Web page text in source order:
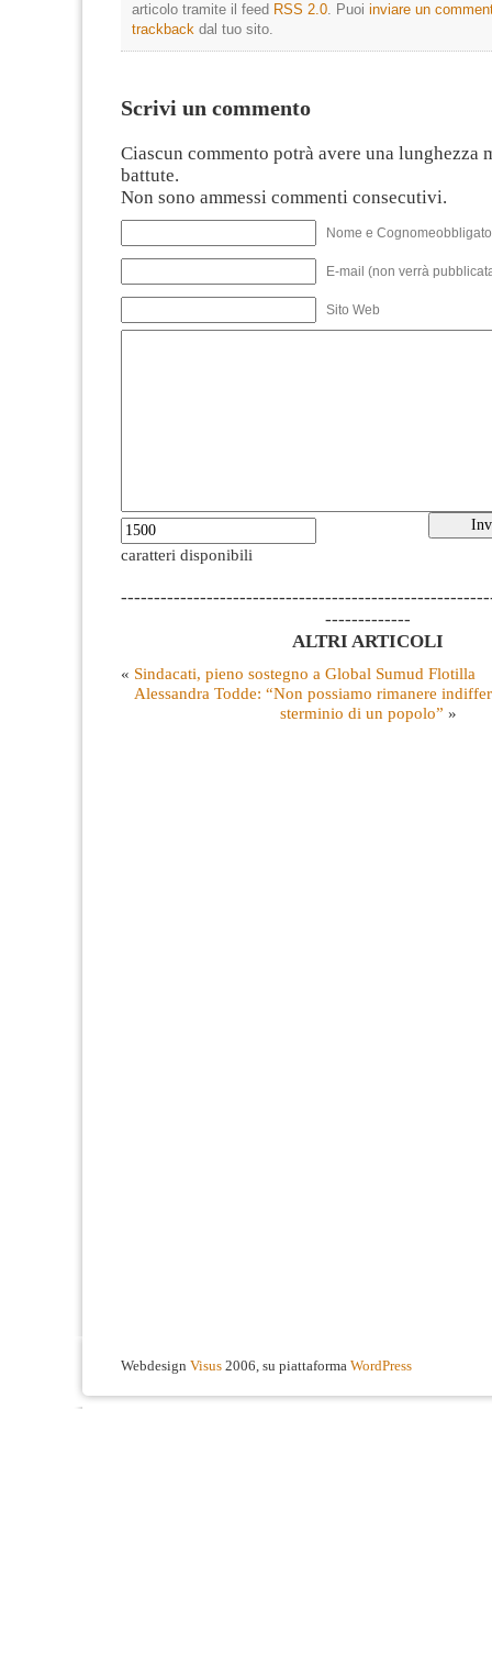
articolo tramite il feed RSS 2.0. Puoi inviare un
trackback dal tuo sito.
Scrivi un commento
Ciascun commento potrà avere una lunghezza
battute.
Non sono ammessi commenti consecutivi.
Nome e
E-mail (non verrà
Sito Web
caratteri disponibili
-------------
ALTRI ARTICOLI
« Sindacati, pieno sostegno a Global Sumud Flotilla
Alessandra Todde: “Non possiamo rimanere
sterminio di un popolo” »
Webdesign Visus 2006, su piattaforma WordPress